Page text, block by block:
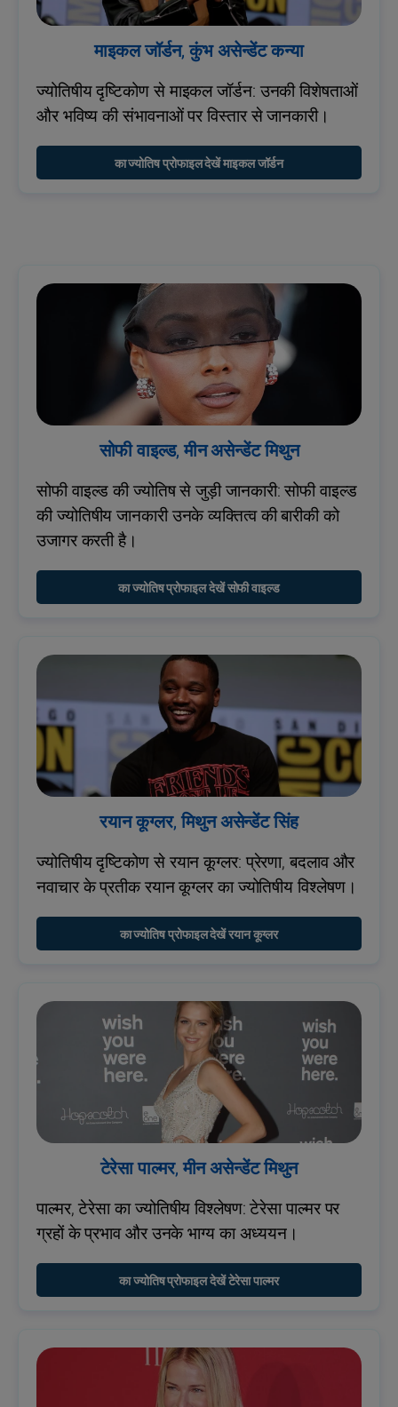
माइकल जॉर्डन, कुंभ असेन्डेंट कन्या
ज्योतिषीय दृष्टिकोण से माइकल जॉर्डन: उनकी विशेषताओं
और भविष्य की संभावनाओं पर विस्तार से जानकारी।
का ज्योतिष प्रोफाइल देखें माइकल जॉर्डन
सोफी वाइल्ड, मीन असेन्डेंट मिथुन
सोफी वाइल्ड की ज्योतिष से जुड़ी जानकारी: सोफी वाइल्ड
की ज्योतिषीय जानकारी उनके व्यक्तित्व की बारीकी को
उजागर करती है।
का ज्योतिष प्रोफाइल देखें सोफी वाइल्ड
रयान कूग्लर, मिथुन असेन्डेंट सिंह
ज्योतिषीय दृष्टिकोण से रयान कूग्लर: प्रेरणा, बदलाव और
नवाचार के प्रतीक रयान कूग्लर का ज्योतिषीय विश्लेषण।
का ज्योतिष प्रोफाइल देखें रयान कूग्लर
टेरेसा पाल्मर, मीन असेन्डेंट मिथुन
पाल्मर, टेरेसा का ज्योतिषीय विश्लेषण: टेरेसा पाल्मर पर
ग्रहों के प्रभाव और उनके भाग्य का अध्ययन।
का ज्योतिष प्रोफाइल देखें टेरेसा पाल्मर